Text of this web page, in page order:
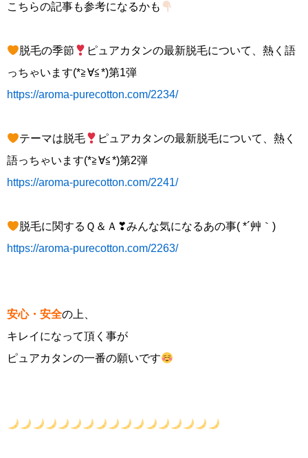
こちらの記事も参考になるかも
脱毛の季節
ピュアカタンの最新脱毛について、熱く語
っちゃいます(*≧∀≦*)第1弾
https://aroma-purecotton.com/2234/
テーマは脱毛
ピュアカタンの最新脱毛について、熱く
語っちゃいます(*≧∀≦*)第2弾
https://aroma-purecotton.com/2241/
脱毛に関するＱ＆Ａ❣みんな気になるあの事( *´艸｀)
https://aroma-purecotton.com/2263/
安心・安全の上、
キレイになって頂く事が
ピュアカタンの一番の願いです